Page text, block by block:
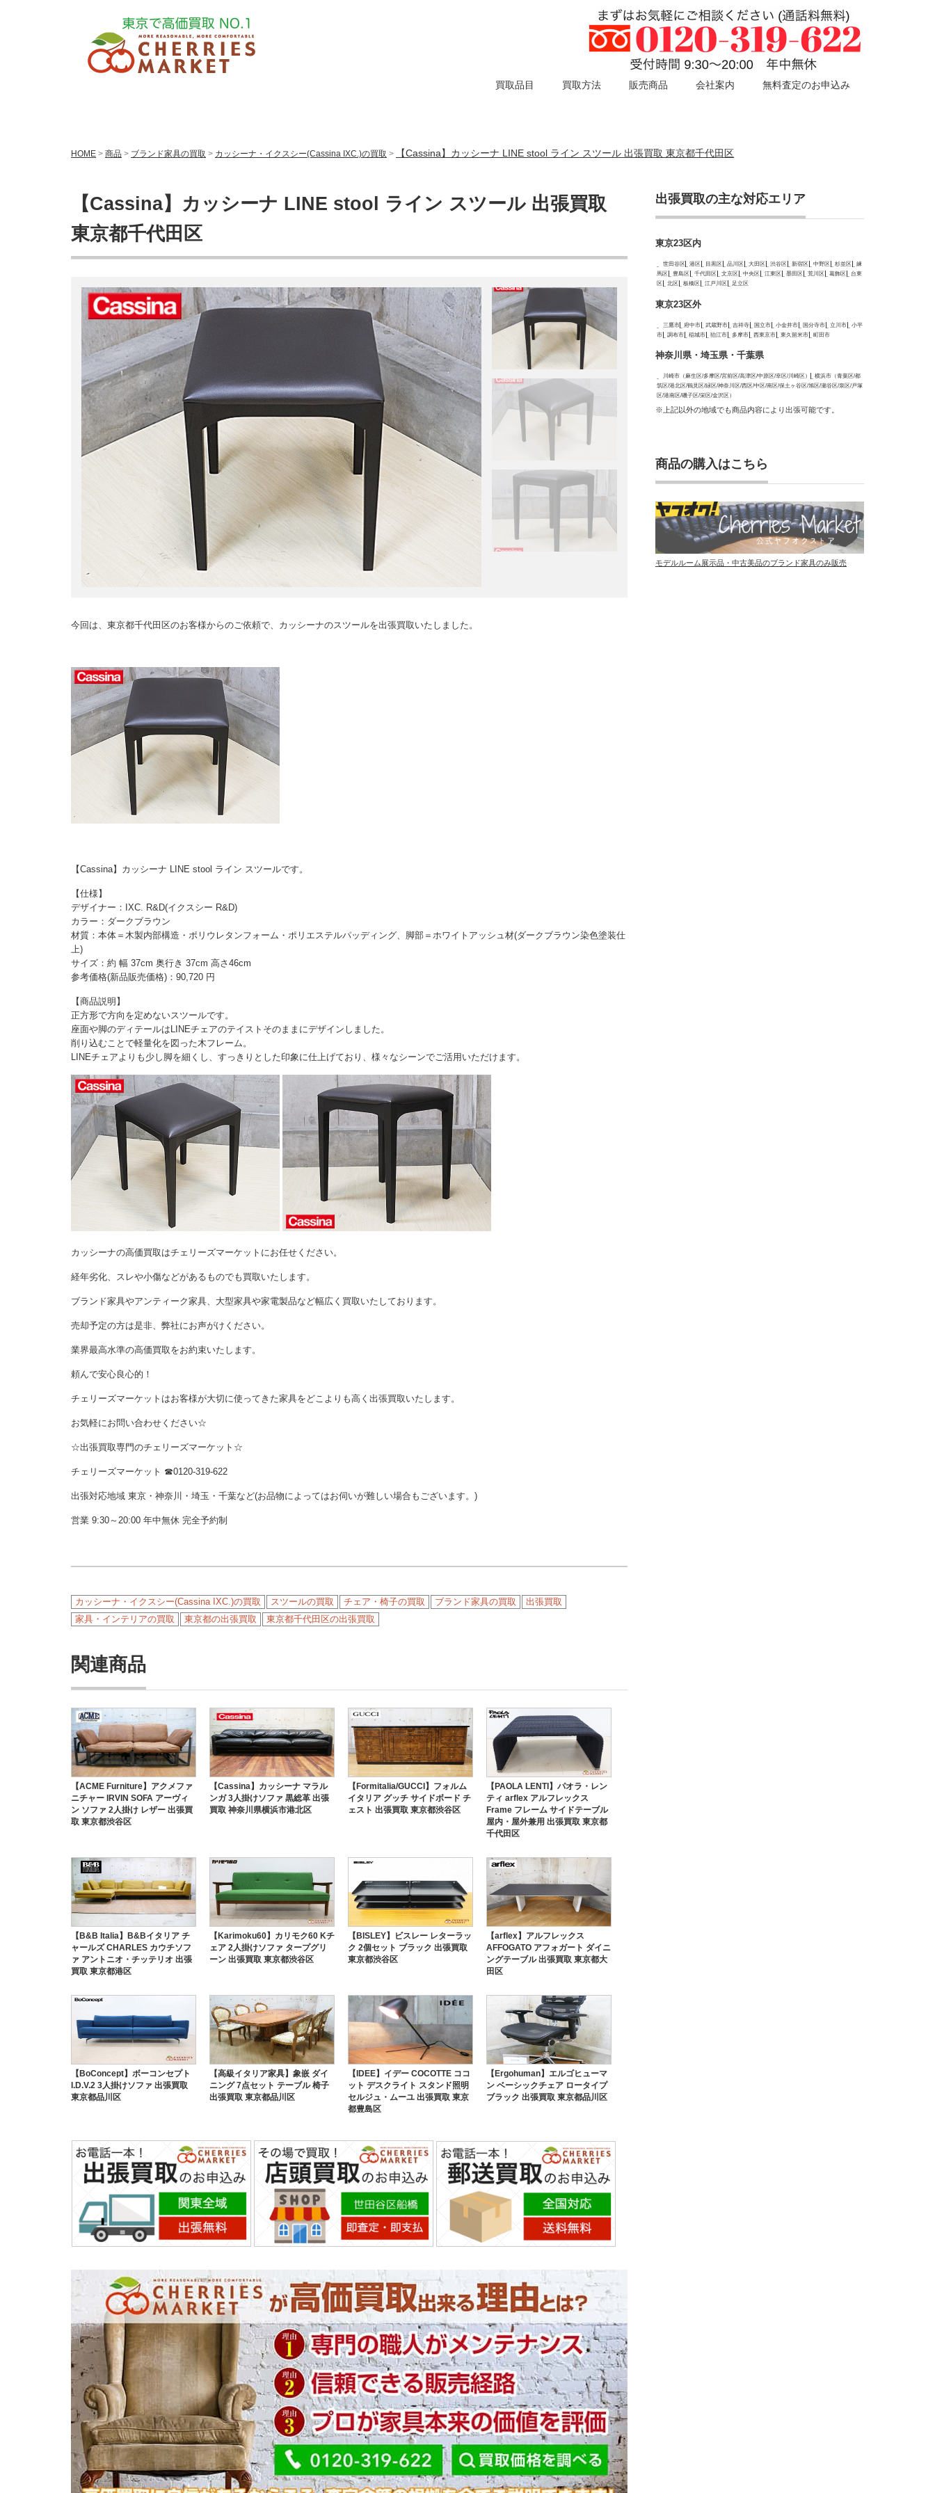
買取品目 買取方法 販売商品 会社案内 無料査定のお申込み
HOME > 商品 > ブランド家具の買取 > カッシーナ・イクスシー(Cassina IXC.)の買取 > 【Cassina】カッシーナ LINE stool ライン スツール 出張買取 東京都千代田区
【Cassina】カッシーナ LINE stool ライン スツール 出張買取
東京都千代田区
今回は、東京都千代田区のお客様からのご依頼で、カッシーナのスツールを出張買取いたしました。
【Cassina】カッシーナ LINE stool ライン スツールです。
【仕様】
デザイナー：IXC. R&D(イクスシー R&D)
カラー：ダークブラウン
材質：本体＝木製内部構造・ポリウレタンフォーム・ポリエステルパッディング、脚部＝ホワイトアッシュ材(ダークブラウン染色塗装仕
上)
サイズ：約 幅 37cm 奥行き 37cm 高さ46cm
参考価格(新品販売価格)：90,720 円
【商品説明】
正方形で方向を定めないスツールです。
座面や脚のディテールはLINEチェアのテイストそのままにデザインしました。
削り込むことで軽量化を図った木フレーム。
LINEチェアよりも少し脚を細くし、すっきりとした印象に仕上げており、様々なシーンでご活用いただけます。
カッシーナの高価買取はチェリーズマーケットにお任せください。
経年劣化、スレや小傷などがあるものでも買取いたします。
ブランド家具やアンティーク家具、大型家具や家電製品など幅広く買取いたしております。
売却予定の方は是非、弊社にお声がけください。
業界最高水準の高価買取をお約束いたします。
頼んで安心良心的！
チェリーズマーケットはお客様が大切に使ってきた家具をどこよりも高く出張買取いたします。
お気軽にお問い合わせください☆
☆出張買取専門のチェリーズマーケット☆
チェリーズマーケット ☎︎0120-319-622
出張対応地域 東京・神奈川・埼玉・千葉など(お品物によってはお伺いが難しい場合もございます。)
営業 9:30～20:00 年中無休 完全予約制
カッシーナ・イクスシー(Cassina IXC.)の買取 スツールの買取 チェア・椅子の買取 ブランド家具の買取
出張買取
家具・インテリアの買取
東京都の出張買取 東京都千代田区の出張買取
関連商品
【ACME Furniture】アクメファ
ニチャー IRVIN SOFA アーヴィ
ン ソファ 2人掛け レザー 出張買
取 東京都渋谷区
【Cassina】カッシーナ マラル
ンガ 3人掛けソファ 黒総革 出張
買取 神奈川県横浜市港北区
【Formitalia/GUCCI】フォルム
イタリア グッチ サイドボード チ
ェスト 出張買取 東京都渋谷区
【PAOLA LENTI】パオラ・レン
ティ arflex アルフレックス
Frame フレーム サイドテーブル
屋内・屋外兼用 出張買取 東京都
千代田区
【B&B Italia】B&Bイタリア チ
ャールズ CHARLES カウチソフ
ァ アントニオ・チッテリオ 出張
買取 東京都港区
【Karimoku60】カリモク60 Kチ
ェア 2人掛けソファ タープグリ
ーン 出張買取 東京都渋谷区
【BISLEY】ビスレー レターラッ
ク 2個セット ブラック 出張買取
東京都渋谷区
【arflex】アルフレックス
AFFOGATO アフォガート ダイニ
ングテーブル 出張買取 東京都大
田区
【BoConcept】ボーコンセプト
I.D.V.2 3人掛けソファ 出張買取
東京都品川区
【高級イタリア家具】象嵌 ダイ
ニング 7点セット テーブル 椅子
出張買取 東京都品川区
【IDEE】イデー COCOTTE ココ
ット デスクライト スタンド照明
セルジュ・ムーユ 出張買取 東京
都豊島区
【Ergohuman】エルゴヒューマ
ン ベーシックチェア ロータイプ
ブラック 出張買取 東京都品川区
出張買取の主な対応エリア
東京23区内
世田谷区 港区 目黒区 品川区 大田区 渋谷区 新宿区 中野区 杉並区
練
馬区
豊島区 千代田区 文京区 中央区 江東区 墨田区 荒川区 葛飾区
台東
区
北区 板橋区 江戸川区 足立区
東京23区外
三鷹市 府中市 武蔵野市 吉祥寺 国立市 小金井市 国分寺市 立川市
小平
市
調布市 稲城市 狛江市 多摩市 西東京市 東久留米市 町田市
神奈川県・埼玉県・千葉県
川崎市（麻生区/多摩区/宮前区/高津区/中原区/幸区/川崎区）
横浜市（青葉区/都
筑区/港北区/鶴見区/緑区/神奈川区/西区/中区/南区/保土ヶ谷区/旭区/瀬谷区/泉区/戸塚
区/港南区/磯子区/栄区/金沢区）
※上記以外の地域でも商品内容により出張可能です。
商品の購入はこちら
モデルルーム展示品・中古美品のブランド家具のみ販売